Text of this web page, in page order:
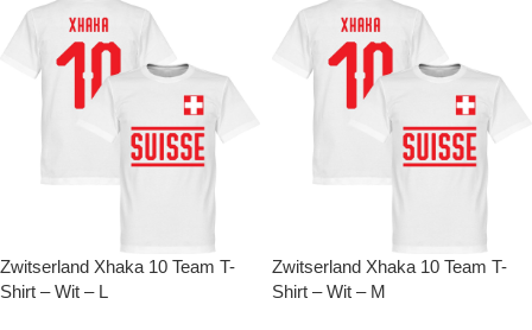
Zwitserland Xhaka 10 Team T-
Shirt – Wit – L
Zwitserland Xhaka 10 Team T-
Shirt – Wit – M